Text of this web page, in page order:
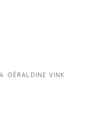
GÉRALDINE VINK